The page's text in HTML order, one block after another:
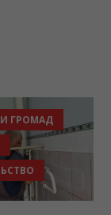
НОВИНИ
СУСПІЛЬСТВО